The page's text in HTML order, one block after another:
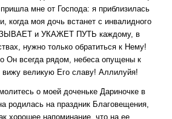
мне от Господа: я приблизилась
когда моя дочь встанет с инвалидного
и УКАЖЕТ ПУТЬ каждому, в
нужно только обратиться к Нему!
Он всегда рядом, небеса опущены к
вижу великую Его славу! Аллилуйя!
о моей доченьке Дариночке в
родилась на праздник Благовещения,
хорошее напоминание, что на ее